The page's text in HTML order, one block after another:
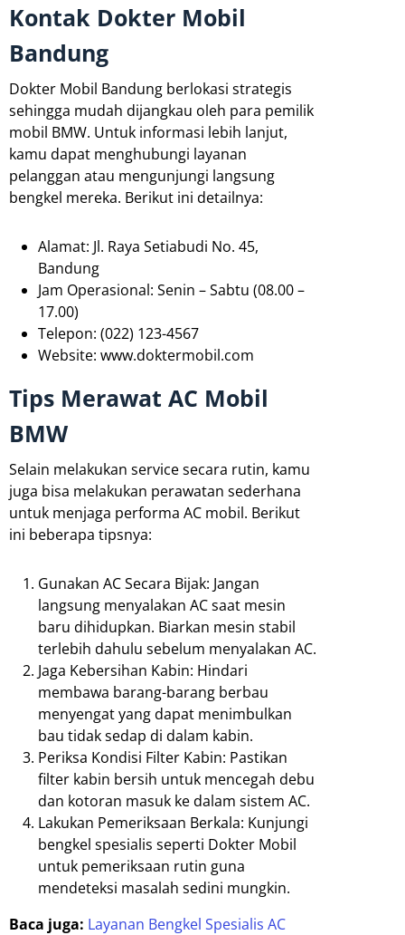
Kontak Dokter Mobil
Bandung
Dokter Mobil Bandung berlokasi strategis
sehingga mudah dijangkau oleh para pemilik
mobil BMW. Untuk informasi lebih lanjut,
kamu dapat menghubungi layanan
pelanggan atau mengunjungi langsung
bengkel mereka. Berikut ini detailnya:
Alamat: Jl. Raya Setiabudi No. 45,
Bandung
Jam Operasional: Senin – Sabtu (08.00 –
17.00)
Telepon: (022) 123-4567
Website: www.doktermobil.com
Tips Merawat AC Mobil
BMW
Selain melakukan service secara rutin, kamu
juga bisa melakukan perawatan sederhana
untuk menjaga performa AC mobil. Berikut
ini beberapa tipsnya:
Gunakan AC Secara Bijak: Jangan
langsung menyalakan AC saat mesin
baru dihidupkan. Biarkan mesin stabil
terlebih dahulu sebelum menyalakan AC.
Jaga Kebersihan Kabin: Hindari
membawa barang-barang berbau
menyengat yang dapat menimbulkan
bau tidak sedap di dalam kabin.
Periksa Kondisi Filter Kabin: Pastikan
filter kabin bersih untuk mencegah debu
dan kotoran masuk ke dalam sistem AC.
Lakukan Pemeriksaan Berkala: Kunjungi
bengkel spesialis seperti Dokter Mobil
untuk pemeriksaan rutin guna
mendeteksi masalah sedini mungkin.
Baca juga: Layanan Bengkel Spesialis AC